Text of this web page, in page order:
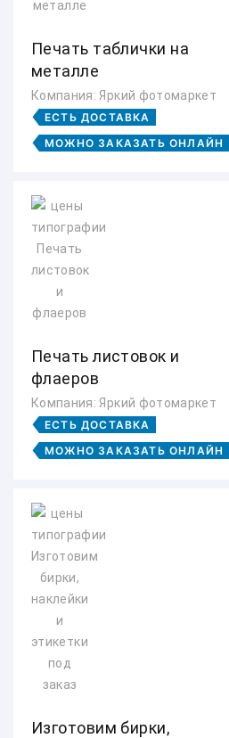
Печать таблички на
металле
Компания: Яркий фотомаркет
ЕСТЬ ДОСТАВКА
МОЖНО ЗАКАЗАТЬ ОНЛАЙН
Печать листовок и
флаеров
Компания: Яркий фотомаркет
ЕСТЬ ДОСТАВКА
МОЖНО ЗАКАЗАТЬ ОНЛАЙН
Изготовим бирки,